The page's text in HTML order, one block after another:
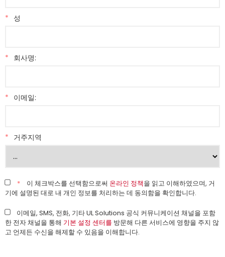
* 성
* 회사명:
* 이메일:
* 거주지역
* 이 체크박스를 선택함으로써 온라인 정책을 읽고 이해하였으며, 거
기에 설명된 대로 내 개인 정보를 처리하는 데 동의함을 확인합니다.
이메일, SMS, 전화, 기타 UL Solutions 공식 커뮤니케이션 채널을 포함
한 전자 채널을 통해 기본 설정 센터를 방문해 다른 서비스에 영향을 주지 않
고 언제든 수신을 해제할 수 있음을 이해합니다.